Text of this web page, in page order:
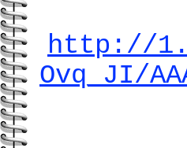
http://
Ovq_JI/